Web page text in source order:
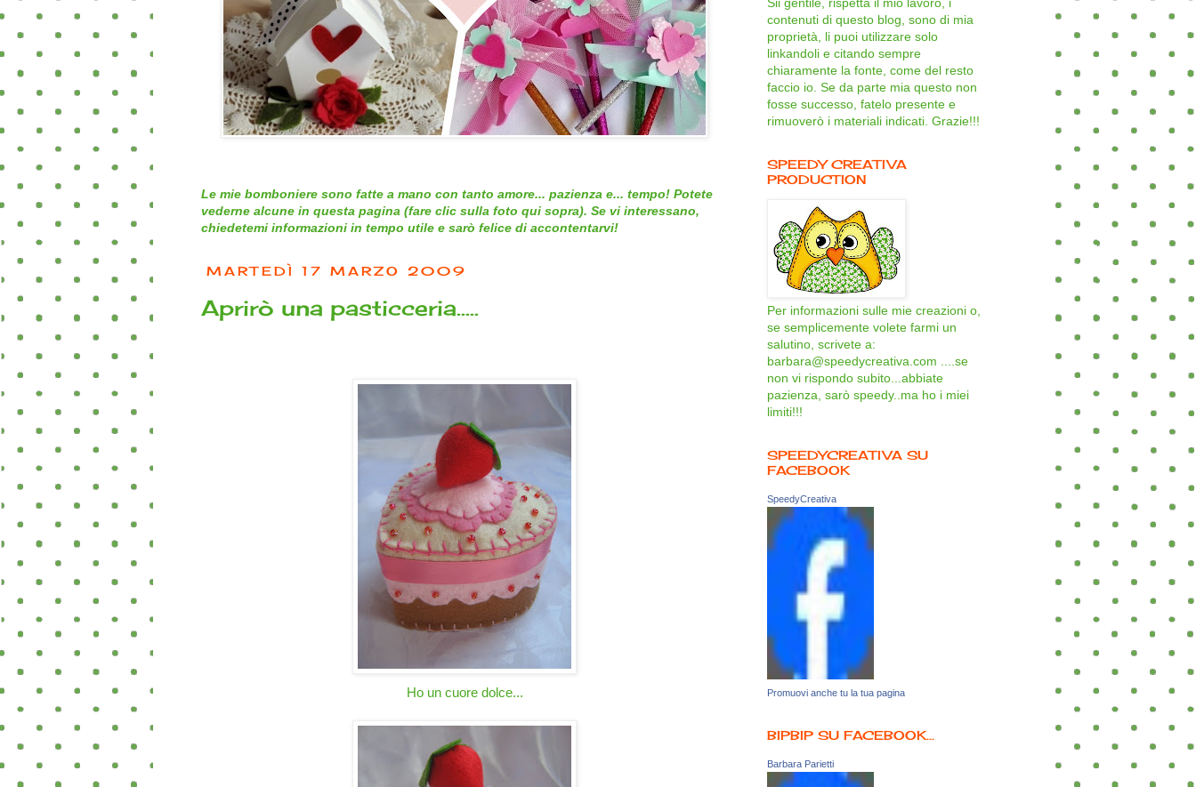
Le mie bomboniere sono fatte a mano con tanto amore... pazienza e... tempo! Potete
vederne alcune in questa pagina (fare clic sulla foto qui sopra). Se vi interessano,
chiedetemi informazioni in tempo utile e sarò felice di accontentarvi!
MARTEDÌ 17 MARZO 2009
Aprirò una pasticceria.....
Ho un cuore dolce...
contenuti di questo blog, sono di mia
proprietà, li puoi utilizzare solo
linkandoli e citando sempre
chiaramente la fonte, come del resto
faccio io. Se da parte mia questo non
fosse successo, fatelo presente e
rimuoverò i materiali indicati. Grazie!!!
SPEEDY CREATIVA
PRODUCTION
Per informazioni sulle mie creazioni o,
se semplicemente volete farmi un
salutino, scrivete a:
barbara@speedycreativa.com ....se
non vi rispondo subito...abbiate
pazienza, sarò speedy..ma ho i miei
limiti!!!
SPEEDYCREATIVA SU
FACEBOOK
SpeedyCreativa
Promuovi anche tu la tua pagina
BIPBIP SU FACEBOOK...
Barbara Parietti